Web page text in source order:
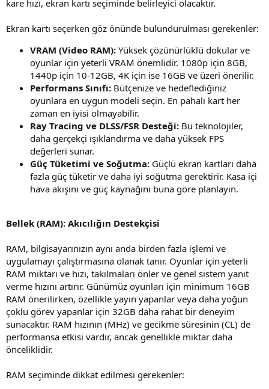
kare hızı, ekran kartı seçiminde belirleyici olacaktır.
Ekran kartı seçerken göz önünde bulundurulması gerekenler:
VRAM (Video RAM): Yüksek çözünürlüklü dokular ve
oyunlar için yeterli VRAM önemlidir. 1080p için 8GB,
1440p için 10-12GB, 4K için ise 16GB ve üzeri önerilir.
Performans Sınıfı: Bütçenize ve hedeflediğiniz
oyunlara en uygun modeli seçin. En pahalı kart her
zaman en iyisi olmayabilir.
Ray Tracing ve DLSS/FSR Desteği: Bu teknolojiler,
daha gerçekçi ışıklandırma ve daha yüksek FPS
değerleri sunar.
Güç Tüketimi ve Soğutma: Güçlü ekran kartları daha
fazla güç tüketir ve daha iyi soğutma gerektirir. Kasa içi
hava akışını ve güç kaynağını buna göre planlayın.
Bellek (RAM): Akıcılığın Destekçisi
RAM, bilgisayarınızın aynı anda birden fazla işlemi ve
uygulamayı çalıştırmasına olanak tanır. Oyunlar için yeterli
RAM miktarı ve hızı, takılmaları önler ve genel sistem yanıt
verme hızını artırır. Günümüz oyunları için minimum 16GB
RAM önerilirken, özellikle yayın yapanlar veya daha yoğun
çoklu görev yapanlar için 32GB daha rahat bir deneyim
sunacaktır. RAM hızının (MHz) ve gecikme süresinin (CL) de
performansa etkisi vardır, ancak genellikle miktar daha
önceliklidir.
RAM seçiminde dikkat edilmesi gerekenler: